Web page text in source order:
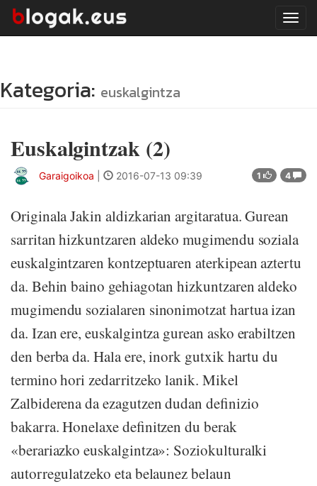
Kategoria: euskalgintza
Euskalgintzak (2)
1 4
Garaigoikoa 2016-07-13 09:39
Originala Jakin aldizkarian argitaratua. Gurean
sarritan hizkuntzaren aldeko mugimendu soziala
euskalgintzaren kontzeptuaren aterkipean aztertu
da. Behin baino gehiagotan hizkuntzaren aldeko
mugimendu sozialaren sinonimotzat hartua izan
da. Izan ere, euskalgintza gurean asko erabiltzen
den berba da. Hala ere, inork gutxik hartu du
termino hori zedarritzeko lanik. Mikel
Zalbiderena da ezagutzen dudan definizio
bakarra. Honelaxe definitzen du berak
«berariazko euskalgintza»: Soziokulturalki
autorregulatzeko eta belaunez belaun